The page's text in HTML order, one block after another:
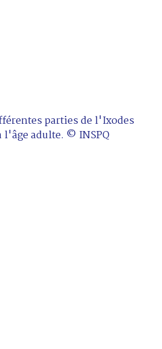
parties de l'Ixodes
adulte. © INSPQ